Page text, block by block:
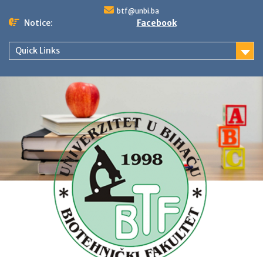
btf@unbi.ba
Notice: Facebook
Quick Links